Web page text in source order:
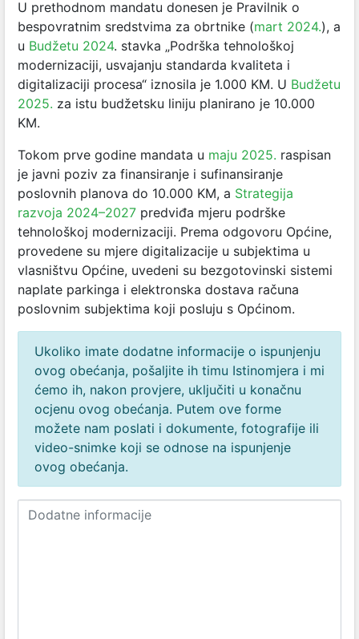
U prethodnom mandatu donesen je Pravilnik o
bespovratnim sredstvima za obrtnike (mart 2024.), a
u Budžetu 2024. stavka „Podrška tehnološkoj
modernizaciji, usvajanju standarda kvaliteta i
digitalizaciji procesa“ iznosila je 1.000 KM. U Budžetu
2025. za istu budžetsku liniju planirano je 10.000
KM.
Tokom prve godine mandata u maju 2025. raspisan
je javni poziv za finansiranje i sufinansiranje
poslovnih planova do 10.000 KM, a Strategija
razvoja 2024–2027 predviđa mjeru podrške
tehnološkoj modernizaciji. Prema odgovoru Općine,
provedene su mjere digitalizacije u subjektima u
vlasništvu Općine, uvedeni su bezgotovinski sistemi
naplate parkinga i elektronska dostava računa
poslovnim subjektima koji posluju s Općinom.
Ukoliko imate dodatne informacije o ispunjenju
ovog obećanja, pošaljite ih timu Istinomjera i mi
ćemo ih, nakon provjere, uključiti u konačnu
ocjenu ovog obećanja. Putem ove forme
možete nam poslati i dokumente, fotografije ili
video-snimke koji se odnose na ispunjenje
ovog obećanja.